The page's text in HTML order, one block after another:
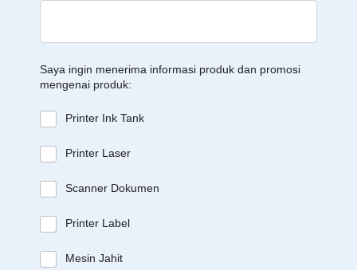
Saya ingin menerima informasi produk dan promosi
mengenai produk:
Printer Ink Tank
Printer Laser
Scanner Dokumen
Printer Label
Mesin Jahit